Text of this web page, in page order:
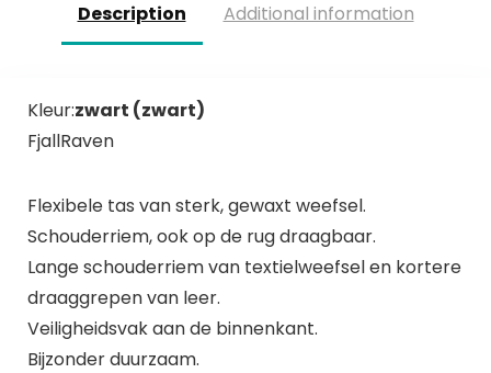
Description Additional information
Kleur:zwart (zwart)
FjallRaven
Flexibele tas van sterk, gewaxt weefsel.
Schouderriem, ook op de rug draagbaar.
Lange schouderriem van textielweefsel en kortere
draaggrepen van leer.
Veiligheidsvak aan de binnenkant.
Bijzonder duurzaam.